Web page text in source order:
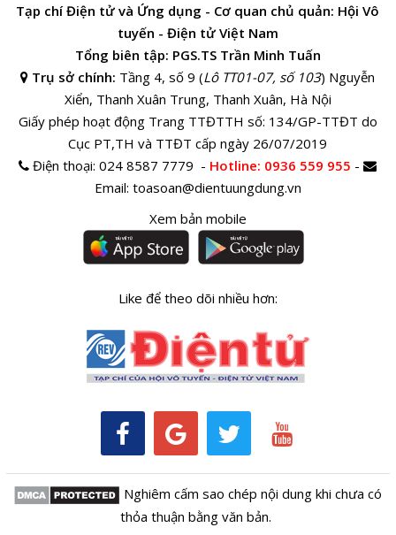
Tạp chí Điện tử và Ứng dụng - Cơ quan chủ quản: Hội Vô
tuyến - Điện tử Việt Nam
Tổng biên tập: PGS.TS Trần Minh Tuấn
Trụ sở chính: Tầng 4, số 9 (Lô TT01-07, số 103) Nguyễn
Xiển, Thanh Xuân Trung, Thanh Xuân, Hà Nội
Giấy phép hoạt động Trang TTĐTTH số: 134/GP-TTĐT do
Cục PT,TH và TTĐT cấp ngày 26/07/2019
Điện thoại:024 8587 7779 - Hotline: 0936 559 955 -
Email: toasoan@dientuungdung.vn
Xem bản mobile
Like để theo dõi nhiều hơn:
Nghiêm cấm sao chép nội dung khi chưa có
thỏa thuận bằng văn bản.